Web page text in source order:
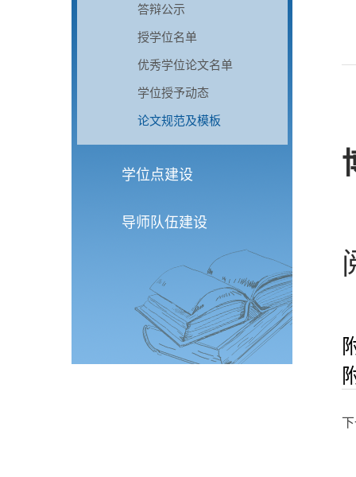
答辩公示
授学位名单
优秀学位论文名单
学位授予动态
论文规范及模板
学位点建设
导师队伍建设